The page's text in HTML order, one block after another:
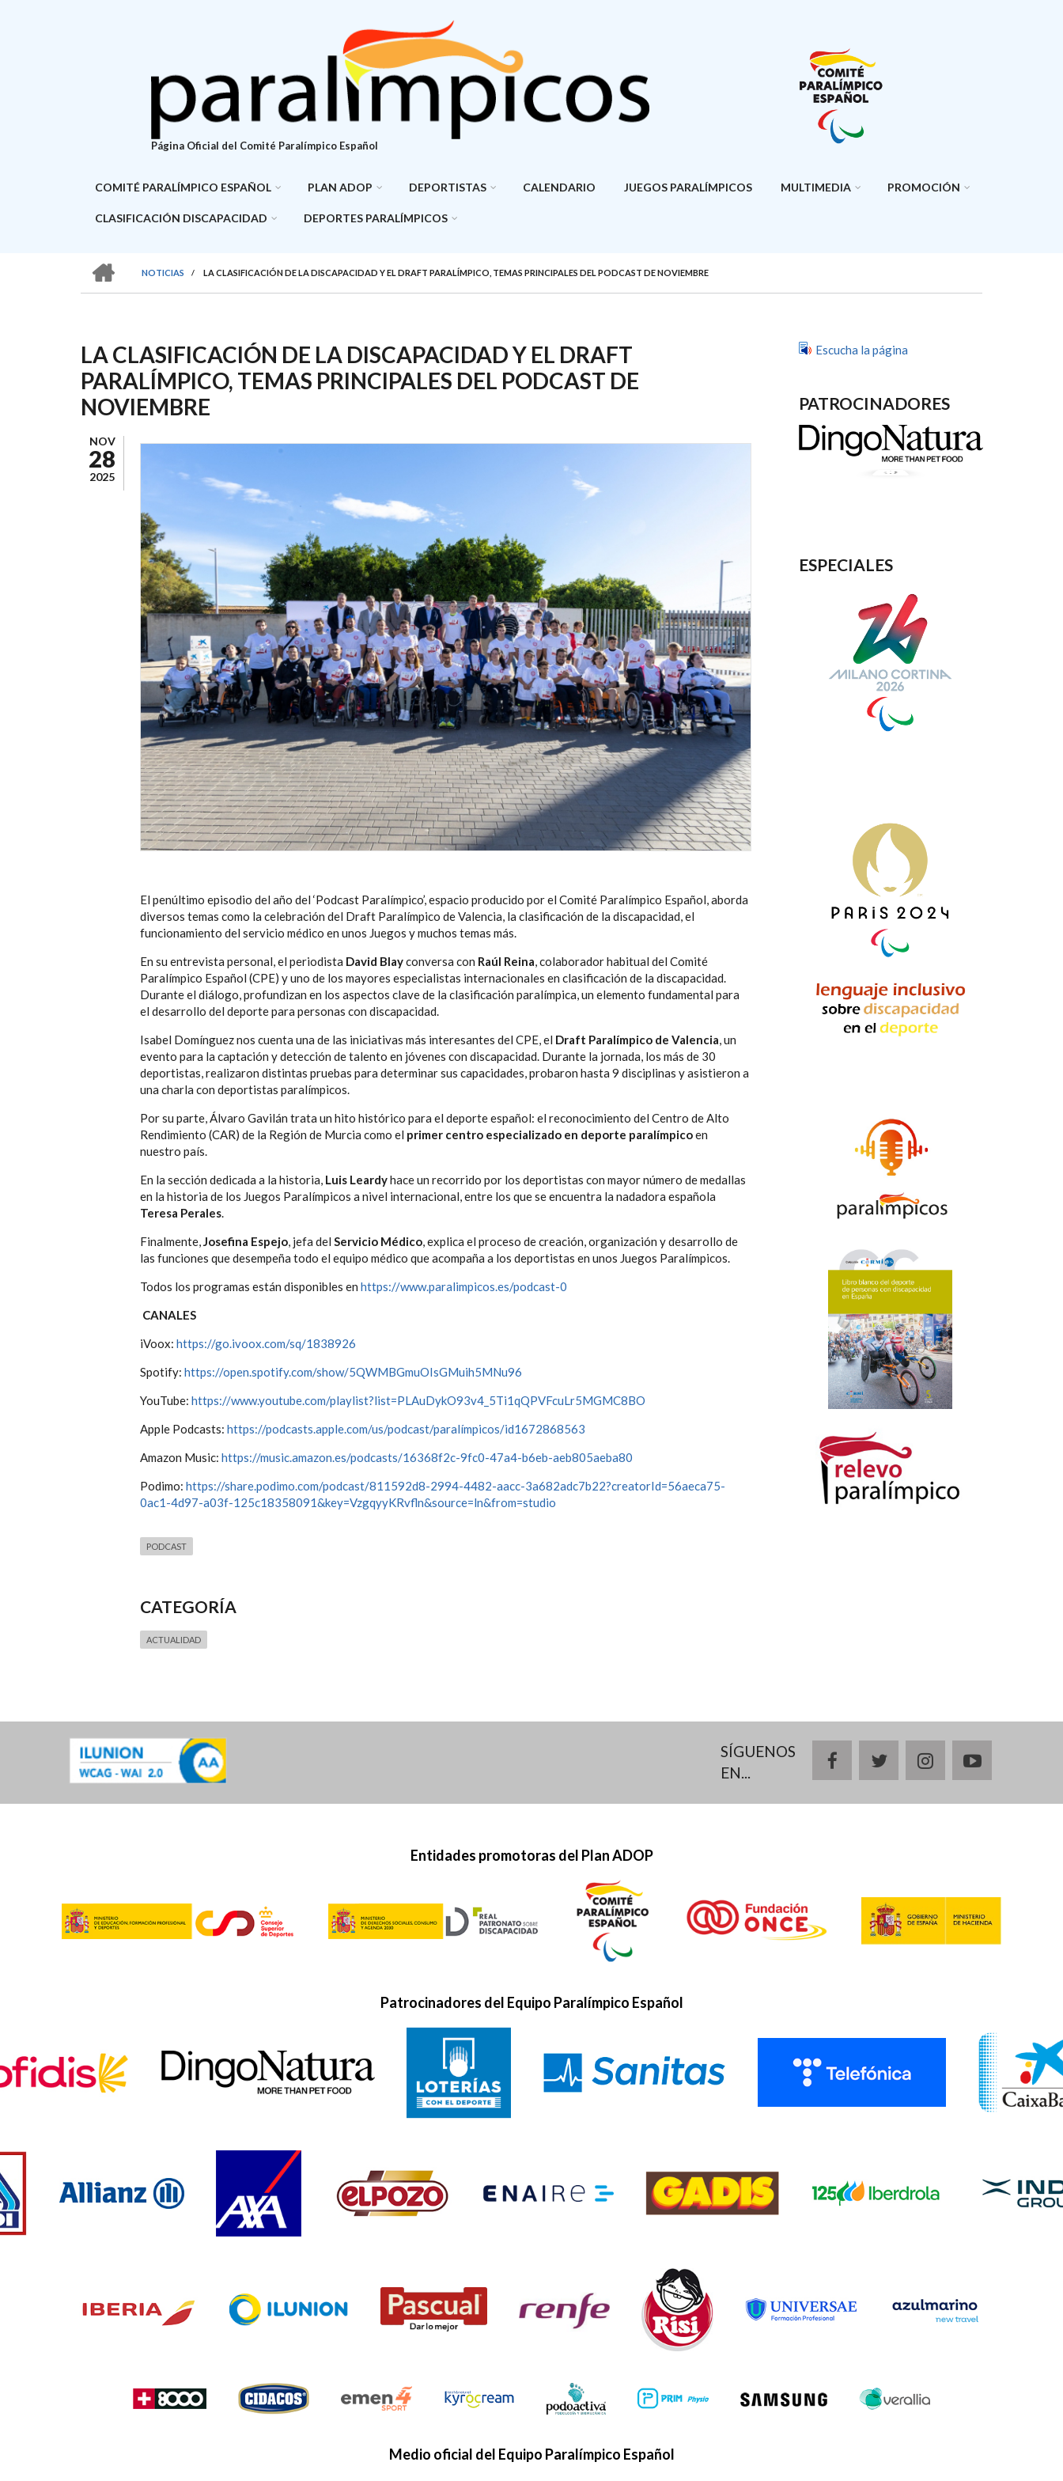
Página Oficial del Comité Paralímpico Español
COMITÉ PARALÍMPICO ESPAÑOL PLAN ADOP DEPORTISTAS CALENDARIO JUEGOS PARALÍMPICOS MULTIMEDIA PROMOCIÓN
CLASIFICACIÓN DISCAPACIDAD DEPORTES PARALÍMPICOS
SOBRESCRIBIR
DE
AYUDA
A
LA
NAVEGACIÓN
NOTICIAS
/ LA CLASIFICACIÓN DE LA DISCAPACIDAD Y EL DRAFT PARALÍMPICO, TEMAS PRINCIPALES DEL PODCAST DE NOVIEMBRE
LA CLASIFICACIÓN DE LA DISCAPACIDAD Y EL DRAFT
PARALÍMPICO, TEMAS PRINCIPALES DEL PODCAST DE
NOVIEMBRE
NOV
28
2025
El penúltimo episodio del año del ‘Podcast Paralímpico’, espacio producido por el Comité Paralímpico Español, aborda
diversos temas como la celebración del Draft Paralímpico de Valencia, la clasificación de la discapacidad, el
funcionamiento del servicio médico en unos Juegos y muchos temas más.
En su entrevista personal, el periodista David Blayconversa con Raúl Reina, colaborador habitual del Comité
Paralímpico Español (CPE) y uno de los mayores especialistas internacionales en clasificación de la discapacidad.
Durante el diálogo, profundizan en los aspectos clave de la clasificación paralímpica, un elemento fundamental para
el desarrollo del deporte para personas con discapacidad.
Isabel Domínguez nos cuenta una de las iniciativas más interesantes del CPE, el Draft Paralímpico de Valencia, un
evento para la captación y detección de talento en jóvenes con discapacidad. Durante la jornada, los más de 30
deportistas, realizaron distintas pruebas para determinar sus capacidades, probaron hasta 9 disciplinas y asistieron a
una charla con deportistas paralímpicos.
Por su parte, Álvaro Gavilán trata un hito histórico para el deporte español: el reconocimiento del Centro de Alto
Rendimiento (CAR) de la Región de Murcia como el primer centro especializado en deporte paralímpicoen
nuestro país.
En la sección dedicada a la historia, Luis Leardyhace un recorrido por los deportistas con mayor número de medallas
en la historia de los Juegos Paralímpicos a nivel internacional, entre los que se encuentra la nadadora española
Teresa Perales.
Finalmente,Josefina Espejo, jefa del Servicio Médico, explica el proceso de creación, organización y desarrollo de
las funciones que desempeña todo el equipo médico que acompaña a los deportistas en unos Juegos Paralímpicos.
Todos los programas están disponibles en https://www.paralimpicos.es/podcast-0
CANALES
iVoox: https://go.ivoox.com/sq/1838926
Spotify: https://open.spotify.com/show/5QWMBGmuOIsGMuih5MNu96
YouTube: https://www.youtube.com/playlist?list=PLAuDykO93v4_5Ti1qQPVFcuLr5MGMC8BO
Apple Podcasts: https://podcasts.apple.com/us/podcast/paralímpicos/id1672868563
Amazon Music: https://music.amazon.es/podcasts/16368f2c-9fc0-47a4-b6eb-aeb805aeba80
Podimo: https://share.podimo.com/podcast/811592d8-2994-4482-aacc-3a682adc7b22?creatorId=56aeca75-
0ac1-4d97-a03f-125c18358091&key=VzgqyyKRvfln&source=ln&from=studio
PODCAST
CATEGORÍA
ACTUALIDAD
Escucha la página
PATROCINADORES
ESPECIALES
SÍGUENOS
EN...
facebooktwitterinstagramyoutube
Entidades promotoras del Plan ADOP
Patrocinadores del Equipo Paralímpico Español
Medio oficial del Equipo Paralímpico Español